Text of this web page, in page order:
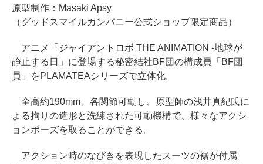
原型制作：Masaki Apsy
（グッドスマイルカンパニー公式ショップ限定商品）
アニメ「ジャイアントロボ THE ANIMATION -地球が
静止する日」に登場する秘密結社BF団の構成員「BF団
員」をPLAMATEAシリーズで立体化。
全高約190mm、各関節可動し、原型師の浅井真紀氏に
よる拘りの造形と洗練された可動機構で、様々なアクシ
ョンポーズを取ることができる。
アクション時のなびきを表現したスーツの裾が付属